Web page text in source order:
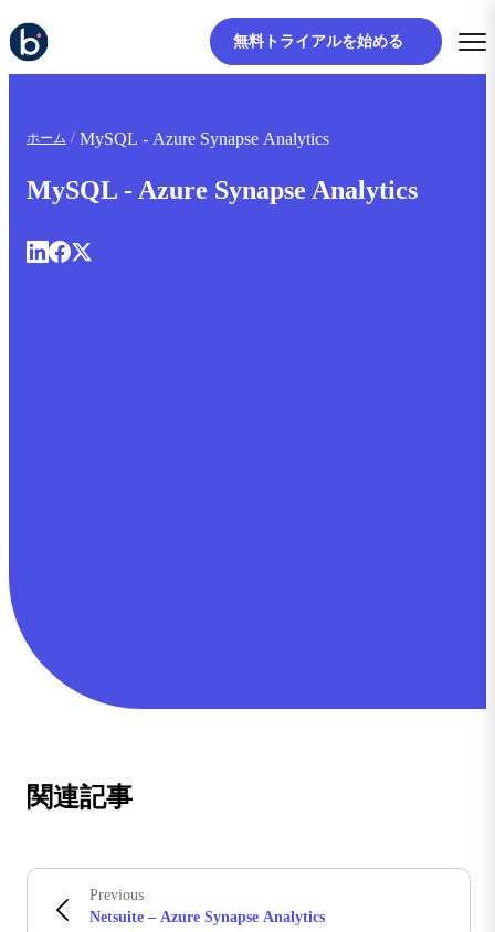
無料トライアルを始める
ホーム MySQL - Azure Synapse Analytics
MySQL - Azure Synapse Analytics
関連記事
Previous
Netsuite – Azure Synapse Analytics